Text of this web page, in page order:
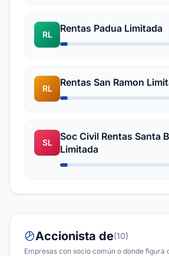
RL
Rentas Padua Limitada
RL
Rentas San Ramon
SL
Soc Civil Rentas Santa
Limitada
Accionista de(10)
Empresas con socio común o donde figura